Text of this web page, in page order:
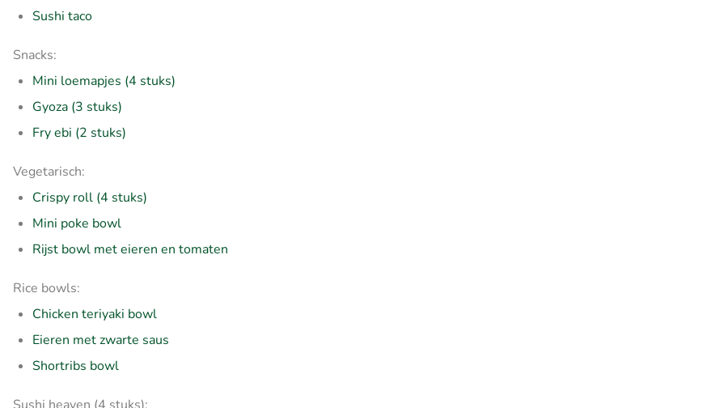
Sushi taco
Snacks:
Mini loemapjes (4 stuks)
Gyoza (3 stuks)
Fry ebi (2 stuks)
Vegetarisch:
Crispy roll (4 stuks)
Mini poke bowl
Rijst bowl met eieren en tomaten
Rice bowls:
Chicken teriyaki bowl
Eieren met zwarte saus
Shortribs bowl